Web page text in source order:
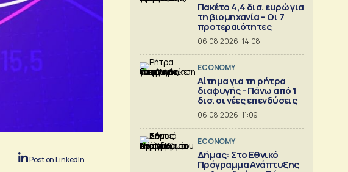
Post on LinkedIn
Πακέτο 4,4 δισ. ευρώ για
τη βιομηχανία – Οι 7
προτεραιότητες
06.08.2026 | 14:08
ECONOMY
Αίτημα για τη ρήτρα
διαφυγής - Πάνω από 1
δισ. οι νέες επενδύσεις
06.08.2026 | 11:09
ECONOMY
Δήμας: Στο Εθνικό
Πρόγραμμα Ανάπτυξης